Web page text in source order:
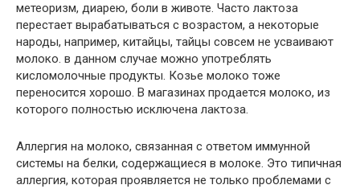
метеоризм, диарею, боли в животе. Часто лактоза
перестает вырабатываться с возрастом, а некоторые
народы, например, китайцы, тайцы совсем не усваивают
молоко. в данном случае можно употреблять
кисломолочные продукты. Козье молоко тоже
переносится хорошо. В магазинах продается молоко, из
которого полностью исключена лактоза.
Аллергия на молоко, связанная с ответом иммунной
системы на белки, содержащиеся в молоке. Это типичная
аллергия, которая проявляется не только проблемами с